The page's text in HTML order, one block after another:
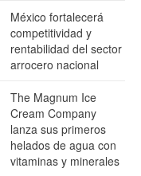
México fortalecerá
competitividad y
rentabilidad del sector
arrocero nacional
The Magnum Ice
Cream Company
lanza sus primeros
helados de agua con
vitaminas y minerales